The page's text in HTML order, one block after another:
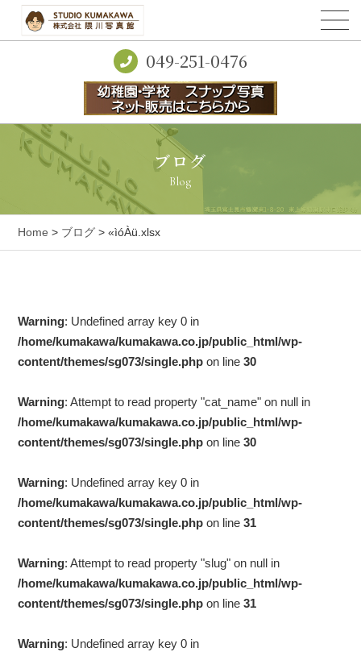
049-251-0476
ブログ
Blog
Home > ブログ > «ìóÀü.xlsx
Warning: Undefined array key 0 in
/home/kumakawa/kumakawa.co.jp/public_html/wp-
content/themes/sg073/single.php on line30
Warning: Attempt to read property "cat_name" on null in
/home/kumakawa/kumakawa.co.jp/public_html/wp-
content/themes/sg073/single.php on line30
Warning: Undefined array key 0 in
/home/kumakawa/kumakawa.co.jp/public_html/wp-
content/themes/sg073/single.php on line31
Warning: Attempt to read property "slug" on null in
/home/kumakawa/kumakawa.co.jp/public_html/wp-
content/themes/sg073/single.php on line31
Warning: Undefined array key 0 in